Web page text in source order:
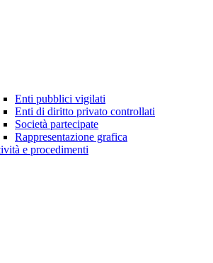
Enti pubblici vigilati
Enti di diritto privato controllati
Società partecipate
Rappresentazione grafica
e procedimenti